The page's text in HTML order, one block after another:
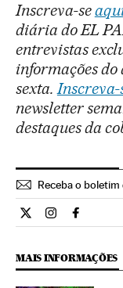
Inscreva-se
diária do EL
entrevistas
informações do
sexta.Inscreva-
newsletter
destaques da
Receba o boletim
Internacional El
Internacional
MAIS INFORMAÇÕES